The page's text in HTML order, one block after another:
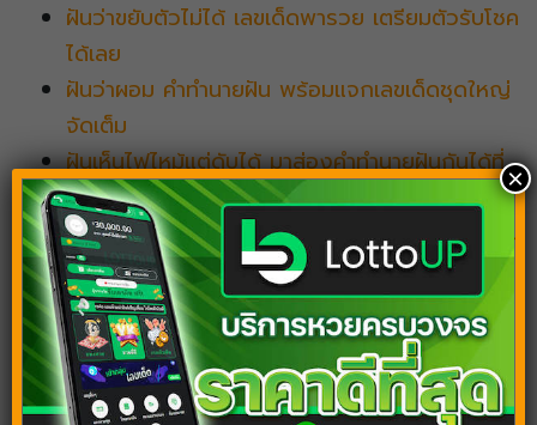
ฝันว่าขยับตัวไม่ได้ เลขเด็ดพารวย เตรียมตัวรับโชค
ได้เลย
ฝันว่าผอม คำทำนายฝัน พร้อมแจกเลขเด็ดชุดใหญ่
จัดเต็ม
ฝันเห็นไฟไหม้แต่ดับได้ มาส่องคำทำนายฝันกันได้ที่
นี่!
ฝันว่าสอบ แนวทางเลขเด็ด พร้อมเช็กดวงรอบด้าน
ผ่านคำทำนายฝัน
ฝันเห็นนกแสก ดวงของคุณจะเป็นอย่างไร พร้อม
เลขเด็ดให้โชค
×